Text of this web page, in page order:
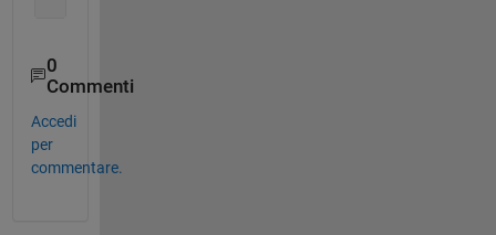
0
Commenti
Accedi
per
commentare.